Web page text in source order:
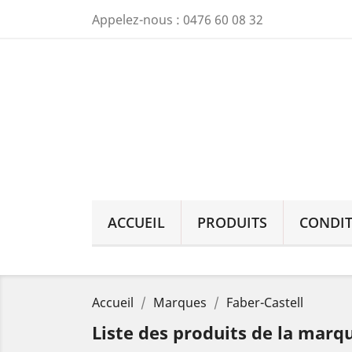
Appelez-nous : 0476 60 08 32
ACCUEIL PRODUITS
Accueil Marques Faber-Castell
Liste des produits de la